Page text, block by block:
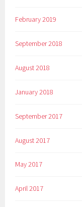
February 2019
September 2018
August 2018
January 2018
September 2017
August 2017
May 2017
April 2017